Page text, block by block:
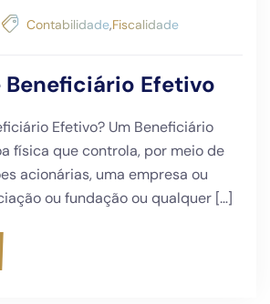
Contabilidade,Fiscalidade
Beneficiário Efetivo
Efetivo? Um Beneficiário
física que controla, por meio de
acionárias, uma empresa ou
ou fundação ou qualquer […]